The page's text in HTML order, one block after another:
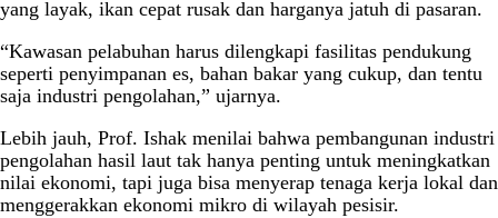
yang layak, ikan cepat rusak dan harganya jatuh di pasaran.
“Kawasan pelabuhan harus dilengkapi fasilitas pendukung
seperti penyimpanan es, bahan bakar yang cukup, dan tentu
saja industri pengolahan,” ujarnya.
Lebih jauh, Prof. Ishak menilai bahwa pembangunan industri
pengolahan hasil laut tak hanya penting untuk meningkatkan
nilai ekonomi, tapi juga bisa menyerap tenaga kerja lokal dan
menggerakkan ekonomi mikro di wilayah pesisir.